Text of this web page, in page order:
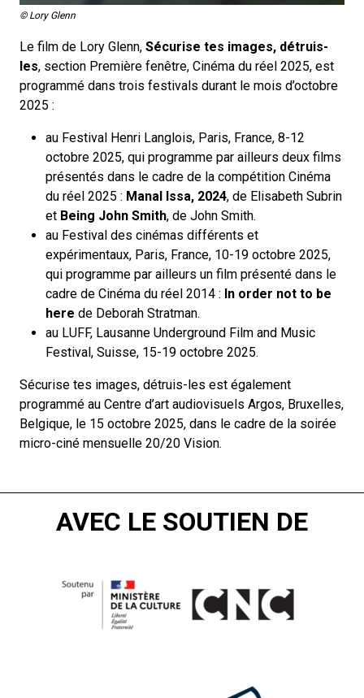
© Lory Glenn
Le film de Lory Glenn, Sécurise tes images, détruis-
les, section Première fenêtre, Cinéma du réel 2025, est
programmé dans trois festivals durant le mois d’octobre
2025 :
au Festival Henri Langlois, Paris, France, 8-12
octobre 2025, qui programme par ailleurs deux films
présentés dans le cadre de la compétition Cinéma
du réel 2025 : Manal Issa, 2024, de Elisabeth Subrin
et Being John Smith, de John Smith.
au Festival des cinémas différents et
expérimentaux, Paris, France, 10-19 octobre 2025,
qui programme par ailleurs un film présenté dans le
cadre de Cinéma du réel 2014 : In order not to be
here de Deborah Stratman.
au LUFF, Lausanne Underground Film and Music
Festival, Suisse, 15-19 octobre 2025.
Sécurise tes images, détruis-les est également
programmé au Centre d’art audiovisuels Argos, Bruxelles,
Belgique, le 15 octobre 2025, dans le cadre de la soirée
micro-ciné mensuelle 20/20 Vision.
AVEC LE SOUTIEN DE